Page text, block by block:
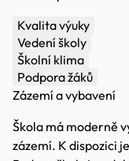
Kvalita výuky
Vedení školy
Školní klima
Podpora žáků
Zázemí a vybavení
Škola má moderně
zázemí. K dispozici